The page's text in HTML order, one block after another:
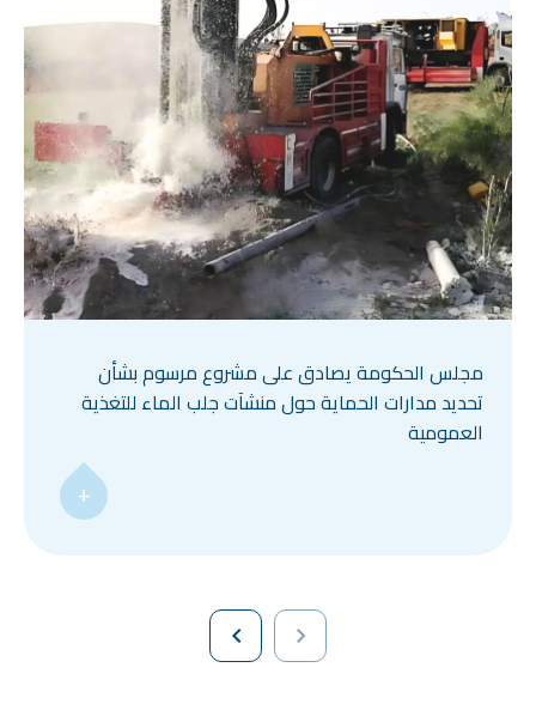
مجلس الحكومة يصادق على مشروع مرسوم بشأن
تحديد مدارات الحماية حول منشآت جلب الماء للتغذية
العمومية
+